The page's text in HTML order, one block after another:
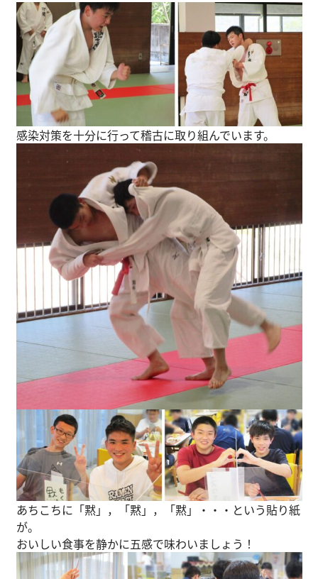
感染対策を十分に行って稽古に取り組んでいます。
あちこちに「黙」，「黙」，「黙」・・・という貼り紙
が。
おいしい食事を静かに五感で味わいましょう！